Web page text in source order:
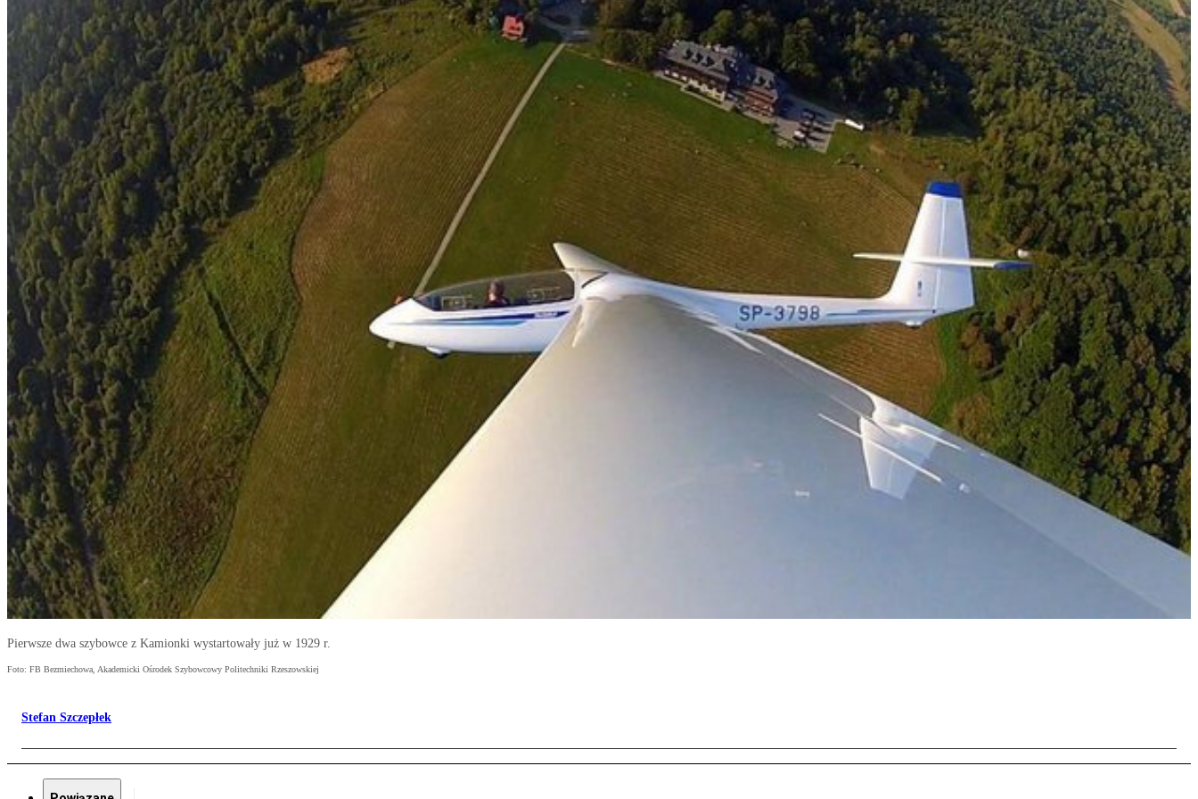
Pierwsze dwa szybowce z Kamionki wystartowały już w 1929 r.
Foto: FB Bezmiechowa, Akademicki Ośrodek Szybowcowy Politechniki Rzeszowskiej
Stefan Szczepłek